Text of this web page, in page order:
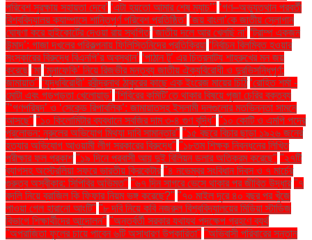
পরিবেশ সুরক্ষায় সহায়তা দেবে’ ‘এটা হয়তো আমার শেষ ম্যাচ’" ‘গণ–অভ্যুত্থান পরবর্তী
বিশ্ববিদ্যালয় ক্যাম্পাসে শান্তিপূর্ণ পরিবেশ প্রতিষ্ঠিত’ ‘জয় বাংলা’কে জাতীয় স্লোগান
ঘোষণা করে হাইকোর্টের দেওয়া রায় স্থগিত ‘জাতীয় দলে আর খেলছি না’ ‘ট্রাম্প একজন
উন্মাদ’: গাজা দখলের পরিকল্পনায় ফিলিস্তিনিদের প্রতিক্রিয়া ‘নির্বাচন বিলম্বিত হওয়ার
সংস্কারের বিরুদ্ধে বিএনপি’র অবস্থান’ ‘পাঠান টু’ এর চিত্রনাট্য শাহরুখের মন জয়
করেছে ‘মা ‘মুনাফেকি’ নিয়ে রিজভীর মন্তব্য জাতীয় ঐক্যবিরোধী ও দুরভিসন্ধিপূর্ণ:
জামায়াত" ‘যুদ্ধবিরোধী’ রবীন্দ্রনাথ ঠাকুরের কাছে এক ইংরেজ মায়ের চিঠি ‘রোহিত শর্মা -
মোটা এবং গড়পড়তা খেলোয়াড়’ ‘শিবিরের কমিটি’তে থাকার বিষয়ে পূজা চেরির বক্তব্য
"‘গণপরিষদ’ ও ‘সেকেন্ড রিপাবলিক’: জামায়াতসহ ইসলামী দলগুলোর মতভিন্নতা সামনে
আসছে" "১০ কিলোমিটার ব্যবধানে সবজির দাম ৩-৪ গুণ বৃদ্ধি" "১০ কোটি ও এমপি পদের
প্রলোভন: নুরুলের অভিযোগ মিথ্যা দাবি সামান্তার" "১৫ বছরে বিচার ছাড়া ১৯২৬ জনের
হত্যার অভিযোগ আওয়ামী লীগ সরকারের বিরুদ্ধে" "১৮তম শিক্ষক নিবন্ধনের লিখিত
পরীক্ষার ফল প্রকাশ "১৯ দিনে প্রবাসী আয় দুই বিলিয়ন ডলার অতিক্রম করেছে" "২৭টি
ব্যাগসহ অস্ট্রেলিয়া সফরে ভারতীয় ক্রিকেটার "৪ নভেম্বর সংবিধান দিবস ও ৭ মার্চের
গুরুত্ব অস্বীকার: সিপিবির অভিমত" "৬৭ দিন সাগরে ভেসে থাকার পর জীবিত উদ্ধার "৭
বদলি নিয়ে ব্রাজিল কি ফিফার নিয়ম ভঙ্গ করেছে?" "৭০ মাইল দূরে ৪০ বছর পর খুঁজে
পাওয়া গেল হারানো আংটি" "৮ দবি নিয়ে কবি নজরুল বিশ্ববিদ্যালয়ের মিডিয়া স্টাডিজ
বিভাগে শিক্ষার্থীদের আন্দোলন" "অন্তর্বর্তী সরকার যথাযথ পদক্ষেপ গ্রহণে ব্যর্থ
"অপরাজিতা ফুলের চায়ে পাবেন ৬টি অসাধারণ উপকারিতা" "অভিবাসী পরিবারের সন্তান